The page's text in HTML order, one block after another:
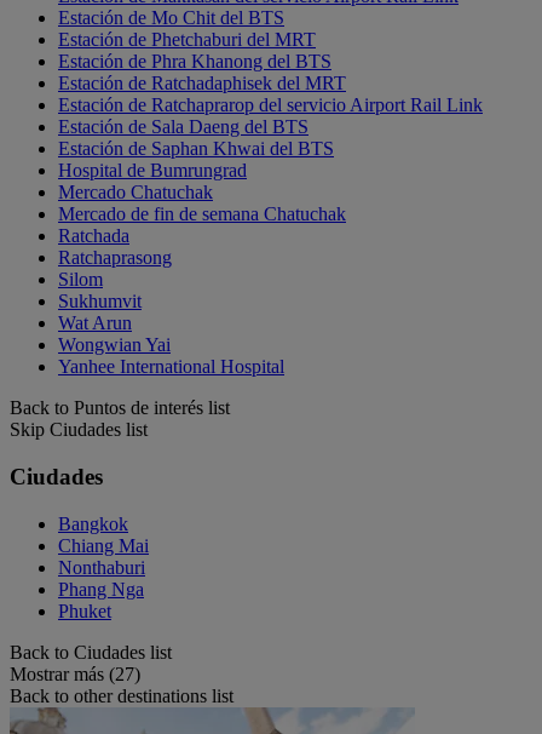
Estación de Mo Chit del BTS
Estación de Phetchaburi del MRT
Estación de Phra Khanong del BTS
Estación de Ratchadaphisek del MRT
Estación de Ratchaprarop del servicio Airport Rail Link
Estación de Sala Daeng del BTS
Estación de Saphan Khwai del BTS
Hospital de Bumrungrad
Mercado Chatuchak
Mercado de fin de semana Chatuchak
Ratchada
Ratchaprasong
Silom
Sukhumvit
Wat Arun
Wongwian Yai
Yanhee International Hospital
Back to Puntos de interés list
Skip Ciudades list
Ciudades
Bangkok
Chiang Mai
Nonthaburi
Phang Nga
Phuket
Back to Ciudades list
Mostrar más (27)
Back to other destinations list